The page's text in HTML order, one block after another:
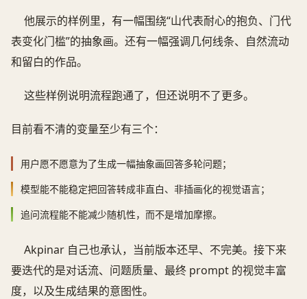
他展示的样例里，有一幅围绕“山代表耐心的抱负、门代
表变化门槛”的抽象画。还有一幅强调几何线条、自然流动
和留白的作品。
这些样例说明流程跑通了，但还说明不了更多。
目前看不清的变量至少有三个：
用户愿不愿意为了生成一幅抽象画回答多轮问题；
模型能不能稳定把回答转成非直白、非插画化的视觉语言；
追问流程能不能减少随机性，而不是增加摩擦。
Akpinar 自己也承认，当前版本还早、不完美。接下来
要迭代的是对话流、问题质量、最终 prompt 的视觉丰富
度，以及生成结果的意图性。